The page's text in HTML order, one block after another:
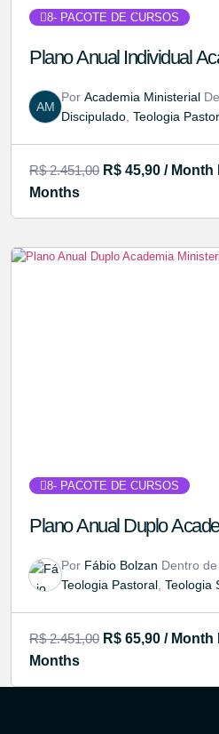
8- PACOTE DE CURSOS
Plano Anual Individual
AM
Por Academia Ministerial
Discipulado, Teologia
R$2.451,00 R$ 45,90 / Month
Months
8- PACOTE DE CURSOS
Plano Anual Duplo
Por Fábio Bolzan Dentro de
Teologia Pastoral Teologia
R$2.451,00 R$ 65,90 / Month
Months